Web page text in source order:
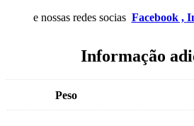
e nossas redes socias Facebook ,
Informação
Peso